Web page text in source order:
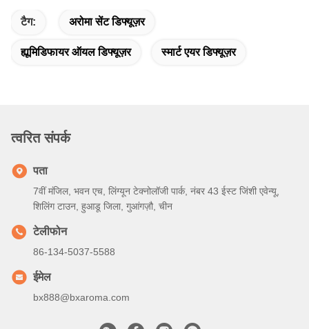
टैग: अरोमा सेंट डिफ्यूज़र
ह्यूमिडिफायर ऑयल डिफ्यूज़र स्मार्ट एयर डिफ्यूज़र
त्वरित संपर्क
पता
7वीं मंजिल, भवन एच, लिंग्यून टेक्नोलॉजी पार्क, नंबर 43 ईस्ट जिंशी एवेन्यू,
शिलिंग टाउन, हुआडू जिला, गुआंगज़ौ, चीन
टेलीफोन
86-134-5037-5588
ईमेल
bx888@bxaroma.com